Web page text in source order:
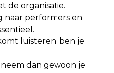
de organisatie.
naar performers en
luisteren, ben je
dan gewoon je